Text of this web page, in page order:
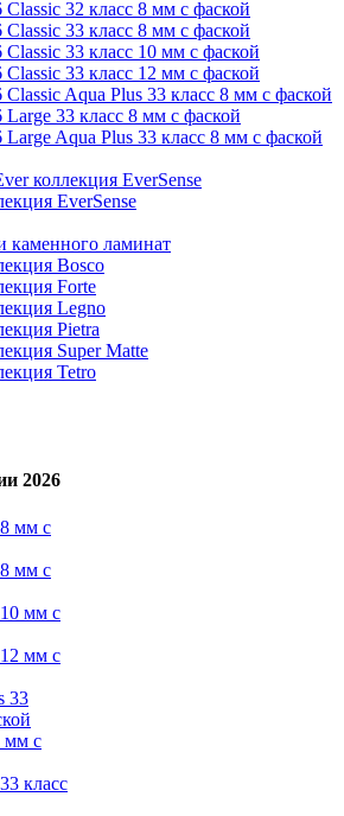
Classic 32 класс 8 мм с фаской
Classic 33 класс 8 мм с фаской
Classic 33 класс 10 мм с фаской
Classic 33 класс 12 мм с фаской
Classic Aqua Plus 33 класс 8 мм с фаской
Large 33 класс 8 мм с фаской
Large Aqua Plus 33 класс 8 мм с фаской
коллекция EverSense
EverSense
каменного ламинат
Bosco
Forte
Legno
Pietra
Super Matte
Tetro
2026
мм с
мм с
мм с
мм с
33
мм с
класс